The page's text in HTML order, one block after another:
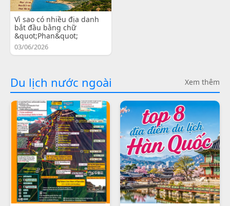
Vì sao có nhiều địa danh
bắt đầu bằng chữ
&quot;Phan&quot;
03/06/2026
Du lịch nước ngoài Xem thêm